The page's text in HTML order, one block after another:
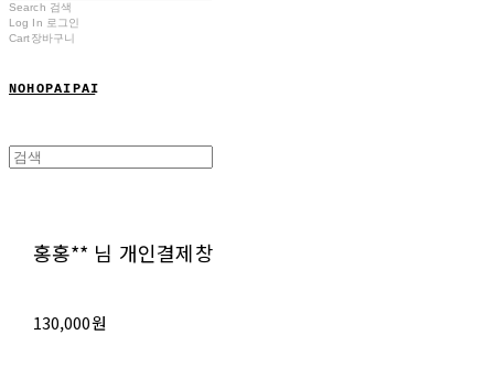
Search 검색
Log In 로그인
Cart장바구니
N O H O P A I P A I
홍홍** 님 개인결제창
130,000원